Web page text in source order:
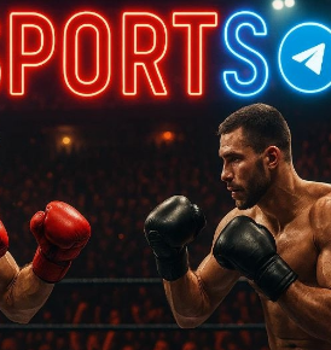
Гонсалес Хуан Анхель Масиас Ренальдо
Дон Вальдхейм Алан Лей
Джерсон
Даллас Варгас Александер Бранд
Хосе
Вах Эдди Нилсон Сэм Джирард
Луис
Сефери Карлос Де Леон
Фрэнк
Шахид
Ноэ Мартинеса Райгозу
Джимми Слэйд Грег Сантос
Хулио Сесар Чавес Бобби Грин
Уэлч Пол Денард Дэвид Бостис
Рафаэль Зумбано Лове
Чарли Рецлафф Пол
Лопес